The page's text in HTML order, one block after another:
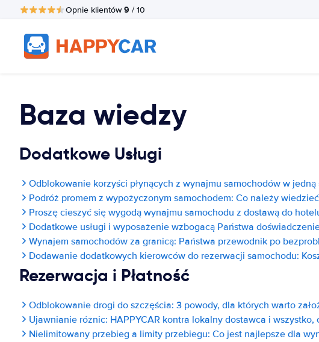
Opnie klientów9 / 10
Baza wiedzy
Dodatkowe Usługi
Odblokowanie korzyści płynących z wynajmu samochodów w
Podróż promem z wypożyczonym samochodem: Co należy wiedzieć
Proszę cieszyć się wygodą wynajmu samochodu z dostawą do
Dodatkowe usługi i wyposażenie wzbogacą Państwa
Wynajem samochodów za granicą: Państwa przewodnik po
Dodawanie dodatkowych kierowców do rezerwacji samochodu:
Rezerwacja i Płatność
Odblokowanie drogi do szczęścia: 3 powody, dla których warto
Ujawnianie różnic: HAPPYCAR kontra lokalny dostawca i
Nielimitowany przebieg a limity przebiegu: Co jest najlepsze dla